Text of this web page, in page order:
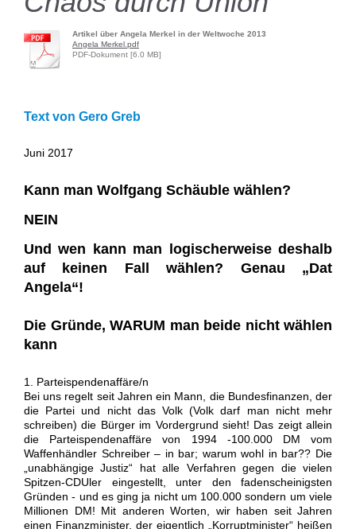
Artikel über Angela Merkel in der Weltwoche 2013
Angela Merkel.pdf
PDF-Dokument [6.0 MB]
Text von Gero Greb
Juni 2017
Kann man Wolfgang Schäuble wählen?
NEIN
Und wen kann man logischerweise deshalb
auf keinen Fall wählen? Genau „Dat
Angela“!
Die Gründe, WARUM man beide nicht wählen
kann
1. Parteispendenaffäre/n
Bei uns regelt seit Jahren ein Mann, die Bundesfinanzen, der
die Partei und nicht das Volk (Volk darf man nicht mehr
schreiben) die Bürger im Vordergrund sieht! Das zeigt allein
die Parteispendenaffäre von 1994 -100.000 DM vom
Waffenhändler Schreiber – in bar; warum wohl in bar?? Die
„unabhängige Justiz“ hat alle Verfahren gegen die vielen
Spitzen-CDUler eingestellt, unter den fadenscheinigsten
Gründen - und es ging ja nicht um 100.000 sondern um viele
Millionen DM! Mit anderen Worten, wir haben seit Jahren
einen Finanzminister, der eigentlich „Korruptminister“ heißen